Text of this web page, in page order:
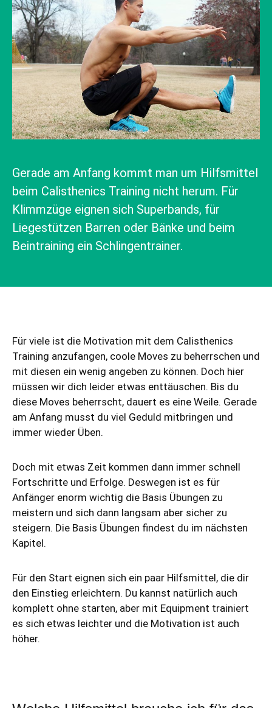
Gerade am Anfang kommt man um Hilfsmittel
beim Calisthenics Training nicht herum. Für
Klimmzüge eignen sich Superbands, für
Liegestützen Barren oder Bänke und beim
Beintraining ein Schlingentrainer.
Für viele ist die Motivation mit dem Calisthenics
Training anzufangen, coole Moves zu beherrschen und
mit diesen ein wenig angeben zu können. Doch hier
müssen wir dich leider etwas enttäuschen. Bis du
diese Moves beherrscht, dauert es eine Weile. Gerade
am Anfang musst du viel Geduld mitbringen und
immer wieder Üben.
Doch mit etwas Zeit kommen dann immer schnell
Fortschritte und Erfolge. Deswegen ist es für
Anfänger enorm wichtig die Basis Übungen zu
meistern und sich dann langsam aber sicher zu
steigern. Die Basis Übungen findest du im nächsten
Kapitel.
Für den Start eignen sich ein paar Hilfsmittel, die dir
den Einstieg erleichtern. Du kannst natürlich auch
komplett ohne starten, aber mit Equipment trainiert
es sich etwas leichter und die Motivation ist auch
höher.